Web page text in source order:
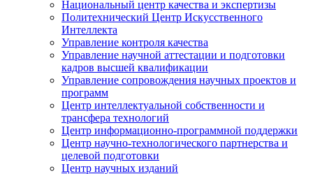
Национальный центр качества и экспертизы
Политехнический Центр Искусственного
Интеллекта
Управление контроля качества
Управление научной аттестации и подготовки
кадров высшей квалификации
Управление сопровождения научных проектов и
программ
Центр интеллектуальной собственности и
трансфера технологий
Центр информационно-программной поддержки
Центр научно-технологического партнерства и
целевой подготовки
Центр научных изданий